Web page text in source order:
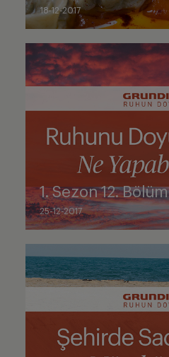
18-12-2017
25-12-2017
1. Sezon 12. Bölüm